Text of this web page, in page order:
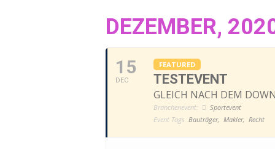
DEZEMBER,
15
DEC
FEATURED
TESTEVENT
GLEICH NACH DEM
Branchenevent:
Sportevent
Event Tags Bauträger, Makler, Recht